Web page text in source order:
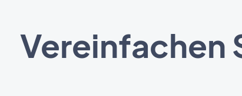
Vereinfachen